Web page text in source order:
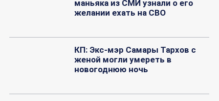
маньяка из СМИ узнали о его
желании ехать на СВО
КП: Экс-мэр Самары Тархов с
женой могли умереть в
новогоднюю ночь